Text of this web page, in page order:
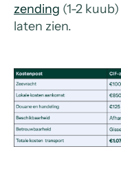
zending (1-2
laten zien.